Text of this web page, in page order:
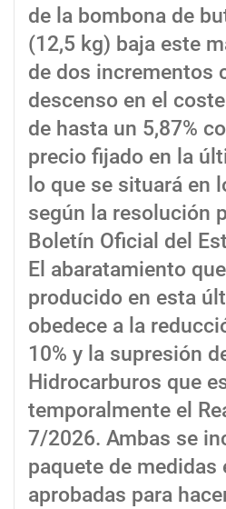
de la bombona de
(12,5 kg) baja este
de dos incrementos
descenso en el
de hasta un 5,87%
precio fijado en la
lo que se situará en
según la resolución
Boletín Oficial del
El abaratamiento
producido en esta
obedece a la
10% y la supresión
Hidrocarburos que
temporalmente el
7/2026. Ambas se
paquete de medidas
aprobadas para